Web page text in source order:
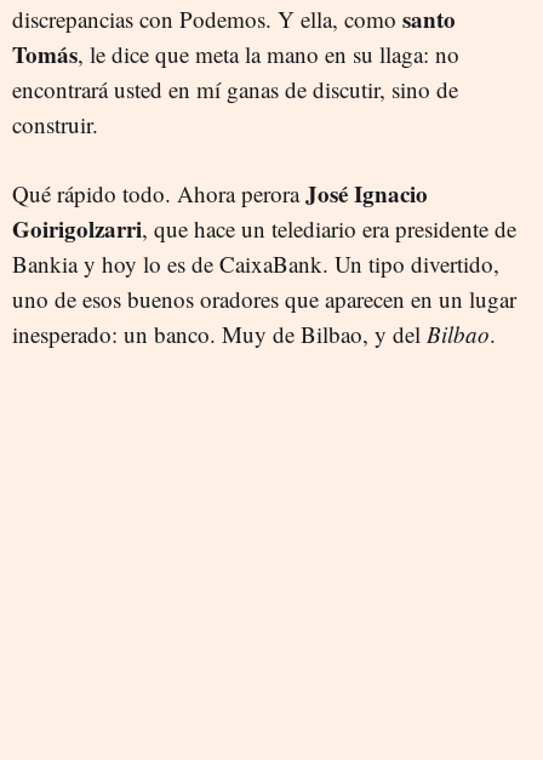
discrepancias con Podemos. Y ella, como santo
Tomás, le dice que meta la mano en su llaga: no
encontrará usted en mí ganas de discutir, sino de
construir.
Qué rápido todo. Ahora peroraJosé Ignacio
Goirigolzarri, que hace un telediario era presidente de
Bankia y hoy lo es de CaixaBank. Un tipo divertido,
uno de esos buenos oradores que aparecen en un lugar
inesperado: un banco. Muy de Bilbao, y del Bilbao.